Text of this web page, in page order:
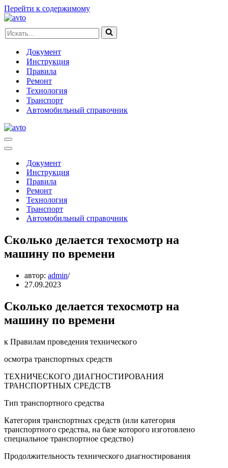
Перейти к содержимому
Искать...
Документ
Инструкция
Правила
Ремонт
Технология
Транспорт
Автомобильный справочник
Меню
навигации
Меню
навигацииДокумент
Инструкция
Правила
Ремонт
Технология
Транспорт
Автомобильный справочник
Сколько делается техосмотр на
машину по времени
автор: admin
27.09.2023
Сколько делается техосмотр на
машину по времени
к Правилам проведения технического
осмотра транспортных средств
ТЕХНИЧЕСКОГО ДИАГНОСТИРОВАНИЯ
ТРАНСПОРТНЫХ СРЕДСТВ
Тип транспортного средства
Категория транспортных средств (или категория
транспортного средства, на базе которого изготовлено
специальное транспортное средство)
Продолжительность технического диагностирования